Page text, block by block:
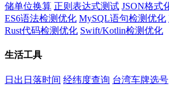
储单位换算 正则表达式测试 JSON格式
ES6语法检测优化 MySQL语句检测优化
Rust代码检测优化 Swift/Kotlin检测优化
生活工具
日出日落时间 经纬度查询 台湾车牌选号